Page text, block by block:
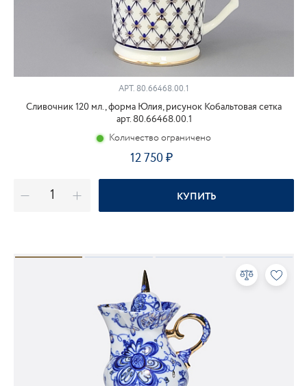
АРТ. 80.66468.00.1
Сливочник 120 мл., форма Юлия, рисунок Кобальтовая сетка
арт. 80.66468.00.1
Количество ограничено
12 750
КУПИТЬ